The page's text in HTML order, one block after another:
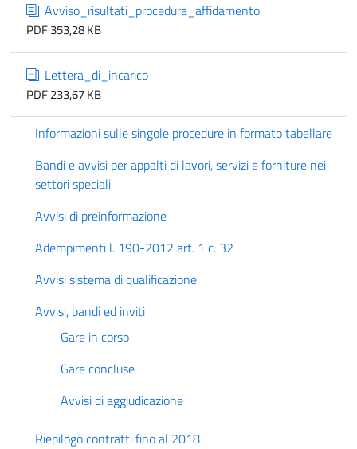
Avviso_risultati_procedura_affidamento
PDF 353,28 KB
Lettera_di_incarico
PDF 233,67 KB
Informazioni sulle singole procedure in formato tabellare
Bandi e avvisi per appalti di lavori, servizi e forniture nei
settori speciali
Avvisi di preinformazione
Adempimenti l. 190-2012 art. 1 c. 32
Avvisi sistema di qualificazione
Avvisi, bandi ed inviti
Gare in corso
Gare concluse
Avvisi di aggiudicazione
Riepilogo contratti fino al 2018